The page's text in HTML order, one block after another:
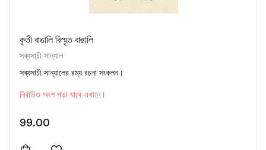
কৃতী বাঙালি বিস্মৃত বাঙালি
সব্যসাচী সান্যাল
সব্যসাচী সান্যালের রম্য রচনা সংকলন।
নির্বাচিত অংশ পড়া যাবে এখানে।
99.00